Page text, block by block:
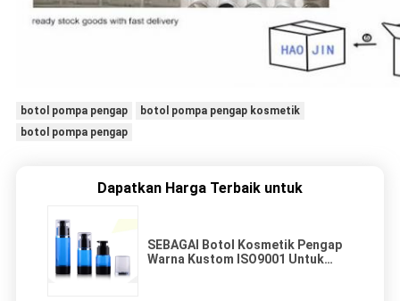
botol pompa pengap
botol pompa pengap kosmetik
botol pompa pengap
Dapatkan Harga Terbaik untuk
SEBAGAI Botol Kosmetik Pengap
Warna Kustom ISO9001 Untuk